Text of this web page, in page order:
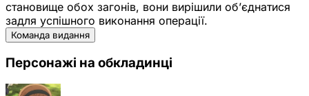
становище обох загонів, вони вирішили об’єднатися
задля успішного виконання операції.
Команда видання
Персонажі на обкладинці